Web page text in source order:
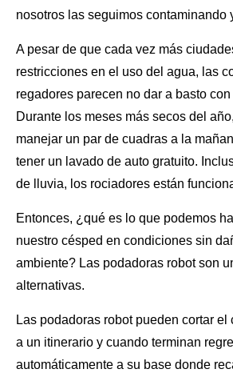
nosotros las seguimos contaminando
A pesar de que cada vez más
restricciones en el uso del agua, las
regadores parecen no dar a basto
Durante los meses más secos del
manejar un par de cuadras a la
tener un lavado de auto gratuito.
de lluvia, los rociadores están
Entonces, ¿qué es lo que podemos
nuestro césped en condiciones sin
ambiente? Las podadoras robot son
alternativas.
Las podadoras robotpueden cortar el
a un itinerario y cuando terminan
automáticamente a su base donde